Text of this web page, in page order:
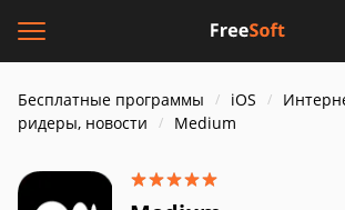
Бесплатные программы iOS
ридеры, новости
Medium